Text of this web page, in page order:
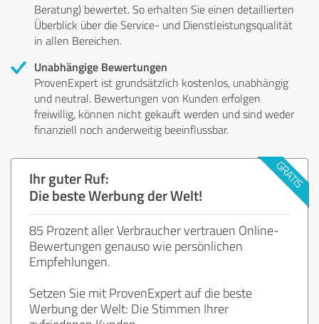
Beratung) bewertet. So erhalten Sie einen detaillierten
Überblick über die Service- und Dienstleistungsqualität
in allen Bereichen.
Unabhängige Bewertungen
ProvenExpert ist grundsätzlich kostenlos, unabhängig
und neutral. Bewertungen von Kunden erfolgen
freiwillig, können nicht gekauft werden und sind weder
finanziell noch anderweitig beeinflussbar.
Ihr guter Ruf:
Die beste Werbung der Welt!
85 Prozent aller Verbraucher vertrauen Online-
Bewertungen genauso wie persönlichen
Empfehlungen.
Setzen Sie mit ProvenExpert auf die beste
Werbung der Welt: Die Stimmen Ihrer